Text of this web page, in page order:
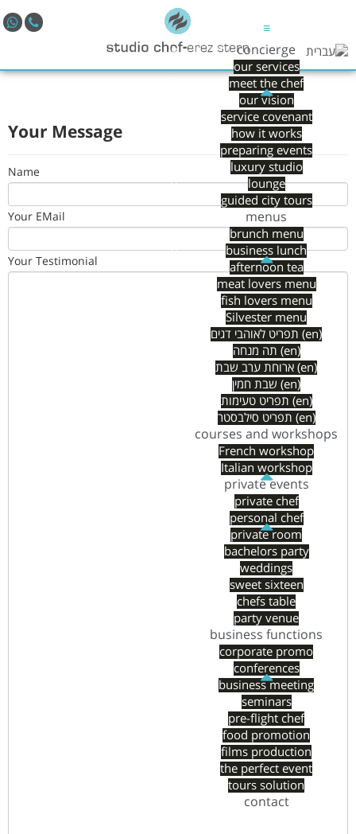
≡
concierge
our services
meet the chef
our vision
service covenant
how it works
preparing events
luxury studio
lounge
guided city tours
menus
brunch menu
business lunch
afternoon tea
meat lovers menu
fish lovers menu
Silvester menu
תפריט לאוהבי דגים (en)
תה מנחה (en)
ארוחת ערב שבת (en)
שבת חמין (en)
תפריט טעימות (en)
תפריט סילבסטר (en)
courses and workshops
French workshop
Italian workshop
private events
private chef
personal chef
private room
bachelors party
weddings
sweet sixteen
chefs table
party venue
business functions
corporate promo
conferences
business meeting
seminars
pre-flight chef
food promotion
films production
the perfect event
tours solution
contact
Your Message
Name
Your EMail
Your Testimonial